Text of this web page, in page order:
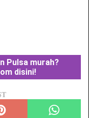
Pulsa murah?
disini!